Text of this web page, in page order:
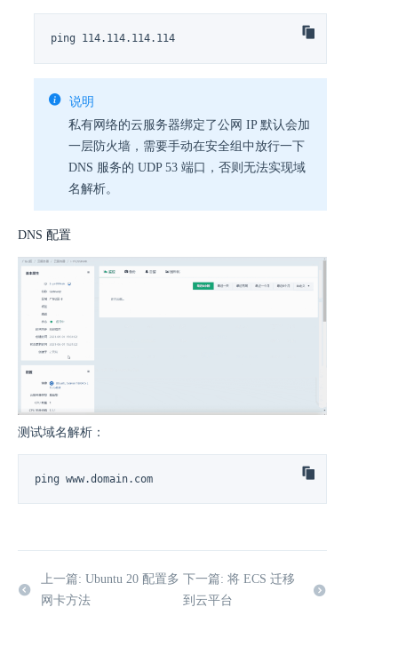
ping 114.114.114.114
说明
私有网络的云服务器绑定了公网 IP 默认会加
一层防火墙，需要手动在安全组中放行一下
DNS 服务的 UDP 53 端口，否则无法实现域
名解析。
DNS 配置
测试域名解析：
ping www.domain.com
上一篇: Ubuntu 20 配置多
网卡方法
下一篇: 将 ECS 迁移
到云平台